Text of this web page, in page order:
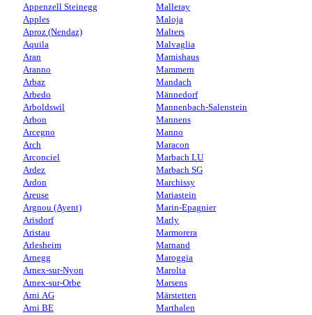
Appenzell Steinegg
Apples
Aproz (Nendaz)
Aquila
Aran
Aranno
Arbaz
Arbedo
Arboldswil
Arbon
Arcegno
Arch
Arconciel
Ardez
Ardon
Areuse
Argnou (Ayent)
Arisdorf
Aristau
Arlesheim
Arnegg
Arnex-sur-Nyon
Arnex-sur-Orbe
Arni AG
Arni BE
Malleray
Maloja
Malters
Malvaglia
Mamishaus
Mammern
Mandach
Männedorf
Mannenbach-Salenstein
Mannens
Manno
Maracon
Marbach LU
Marbach SG
Marchissy
Mariastein
Marin-Epagnier
Marly
Marmorera
Marnand
Maroggia
Marolta
Marsens
Märstetten
Marthalen